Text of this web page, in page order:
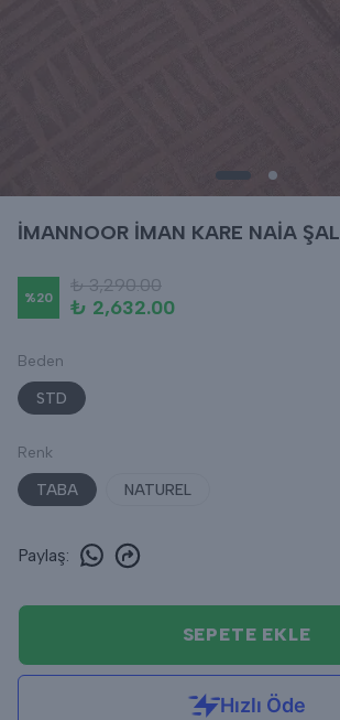
İMANNOOR İMAN KARE NAİA ŞAL
%20
₺ 3,290.00
₺ 2,632.00
Beden
STD
Renk
TABA
NATUREL
Paylaş:
SEPETE EKLE